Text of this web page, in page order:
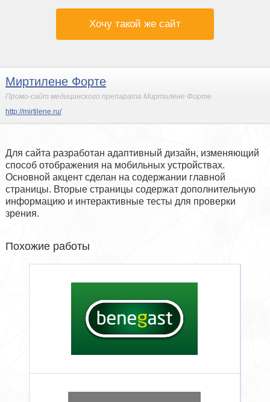
Хочу такой же сайт
Миртилене Форте
Промо-сайт медицинского препарата Миртилене Форте
http://mirtilene.ru/
Для сайта разработан адаптивный дизайн, изменяющий
способ отображения на мобильных устройствах.
Основной акцент сделан на содержании главной
страницы. Вторые страницы содержат дополнительную
информацию и интерактивные тесты для проверки
зрения.
Похожие работы